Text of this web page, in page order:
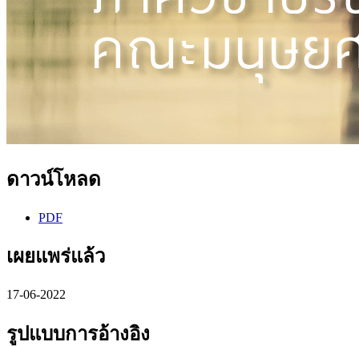
ดาวน์โหลด
PDF
เผยแพร่แล้ว
17-06-2022
รูปแบบการอ้างอิง